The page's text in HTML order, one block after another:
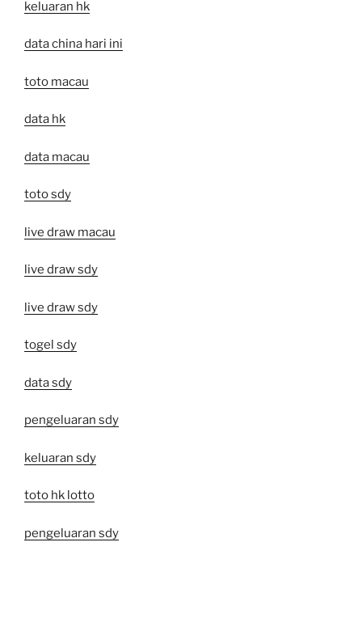
keluaran hk
data china hari ini
toto macau
data hk
data macau
toto sdy
live draw macau
live draw sdy
live draw sdy
togel sdy
data sdy
pengeluaran sdy
keluaran sdy
toto hk lotto
pengeluaran sdy